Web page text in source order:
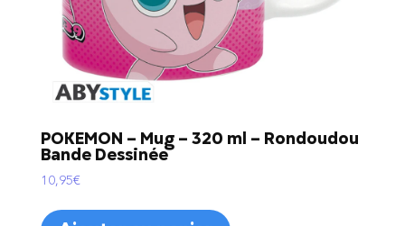
POKEMON – Mug – 320 ml – Rondoudou
Bande Dessinée
10,95€